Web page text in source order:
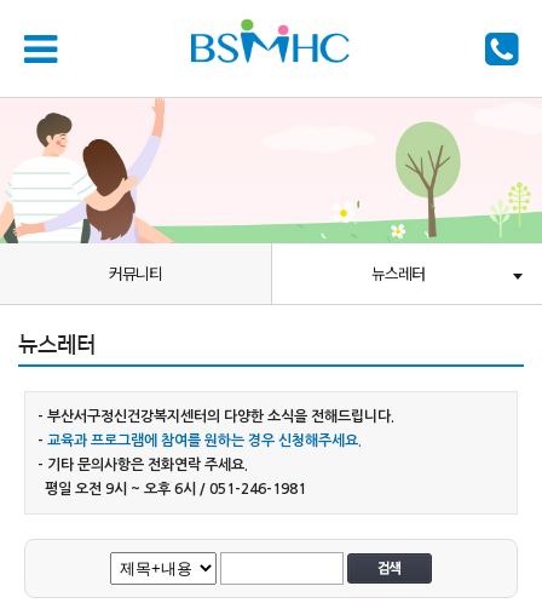
커뮤니티 뉴스레터
뉴스레터
- 부산서구정신건강복지센터의 다양한 소식을 전해드립니다.
- 교육과 프로그램에 참여를 원하는 경우 신청해주세요.
- 기타 문의사항은 전화연락 주세요.
평일 오전 9시 ~ 오후 6시 / 051-246-1981